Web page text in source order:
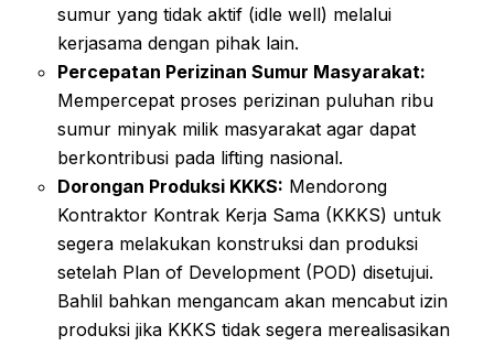
sumur yang tidak aktif (idle well) melalui
kerjasama dengan pihak lain.
Percepatan Perizinan Sumur Masyarakat:
Mempercepat proses perizinan puluhan ribu
sumur minyak milik masyarakat agar dapat
berkontribusi pada lifting nasional.
Dorongan Produksi KKKS: Mendorong
Kontraktor Kontrak Kerja Sama (KKKS) untuk
segera melakukan konstruksi dan produksi
setelah Plan of Development (POD) disetujui.
Bahlil bahkan mengancam akan mencabut izin
produksi jika KKKS tidak segera merealisasikan